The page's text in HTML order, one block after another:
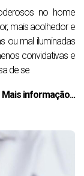
no home
mais acolhedor e
ou mal iluminadas
convidativas e
de se
informação...